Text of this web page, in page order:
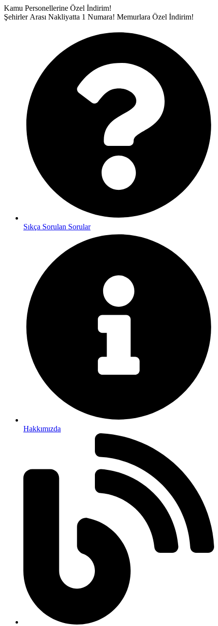
İçeriğe
atla
Kamu Personellerine Özel İndirim!
Şehirler Arası Nakliyatta 1 Numara! Memurlara Özel İndirim!
Sıkça Sorulan Sorular
Hakkımızda